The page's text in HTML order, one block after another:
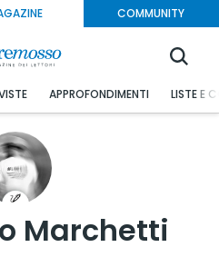
COMMUNITY
APPROFONDIMENTI LISTE E
Marchetti